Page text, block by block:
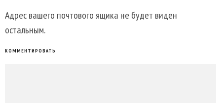
Адрес вашего почтового ящика не будет виден
остальным.
КОММЕНТИРОВАТЬ